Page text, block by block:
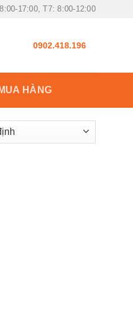
17:00, T7: 8:00-12:00
0902.418.196
HÀNG